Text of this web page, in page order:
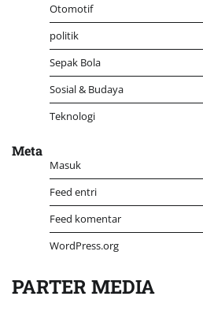
Otomotif
politik
Sepak Bola
Sosial & Budaya
Teknologi
Meta
Masuk
Feed entri
Feed komentar
WordPress.org
PARTER MEDIA